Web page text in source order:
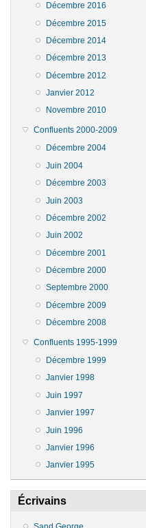
Décembre 2016
Décembre 2015
Décembre 2014
Décembre 2013
Décembre 2012
Janvier 2012
Novembre 2010
Confluents 2000-2009
Décembre 2004
Juin 2004
Décembre 2003
Juin 2003
Décembre 2002
Juin 2002
Décembre 2001
Décembre 2000
Septembre 2000
Décembre 2009
Décembre 2008
Confluents 1995-1999
Décembre 1999
Janvier 1998
Juin 1997
Janvier 1997
Juin 1996
Janvier 1996
Janvier 1995
Écrivains